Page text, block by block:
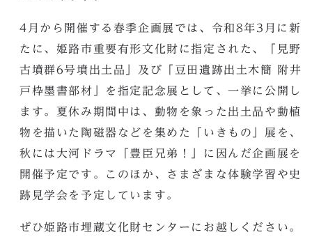
4月から開催する春季企画展では、令和8年3月に新
たに、姫路市重要有形文化財に指定された、「見野
古墳群6号墳出土品」及び「豆田遺跡出土木簡 附井
戸枠墨書部材」を指定記念展として、一挙に公開し
ます。夏休み期間中は、動物を象った出土品や動植
物を描いた陶磁器などを集めた「いきもの」展を、
秋には大河ドラマ「豊臣兄弟！」に因んだ企画展を
開催予定です。このほか、さまざまな体験学習や史
跡見学会を予定しています。
ぜひ姫路市埋蔵文化財センターにお越しください。